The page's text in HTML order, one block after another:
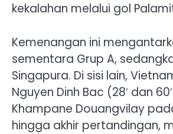
kekalahan melalui gol
Kemenangan ini
sementara Grup A,
Singapura. Di sisi lain,
Nguyen Dinh Bac (28′ dan
Khampane Douangvilay
hingga akhir pertandingan,